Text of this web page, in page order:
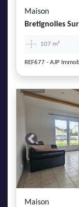
Maison
Bretignolles
107 m²
REF677 - AJP
Previous
Maison